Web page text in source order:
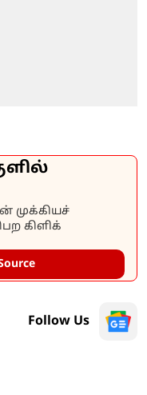
முக்கியச்
கிளிக்
Follow Us